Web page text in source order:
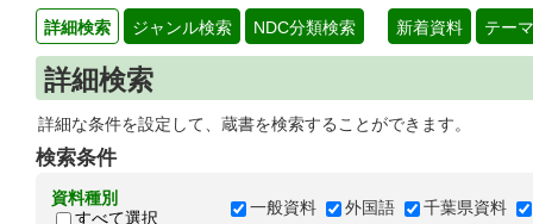
詳細検索 ジャンル検索 NDC分類検索 新着資料 テー
詳細検索
詳細な条件を設定して、蔵書を検索することができます。
検索条件
資料種別
すべて選択
一般資料 外国語 千葉県資料